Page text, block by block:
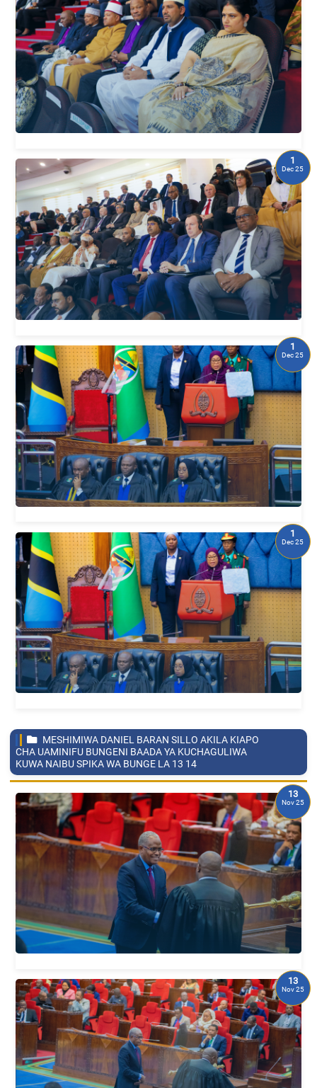
1
Dec 25
1
Dec 25
1
Dec 25
MESHIMIWA DANIEL BARAN SILLO AKILA KIAPO
CHA UAMINIFU BUNGENI BAADA YA KUCHAGULIWA
KUWA NAIBU SPIKA WA BUNGE LA 13 14
13
Nov 25
13
Nov 25